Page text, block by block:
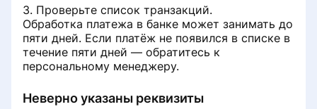
кабинет клиники
Не работает онлайн-запись
Включить запись на онлайн-
консультации
3. Проверьте список транзакций.
Обработка платежа в банке может занимать до
пяти дней. Если платёж не появился в списке в
течение пяти дней — обратитесь к
персональному менеджеру.
Неверно указаны реквизиты